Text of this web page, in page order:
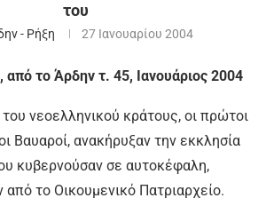
του
- Ρήξη 27 Ιανουαρίου 2004
από το Άρδην τ. 45, Ιανουάριος 2004
νεοελληνικού κράτους, οι πρώτοι
Βαυαροί, ανακήρυξαν την εκκλησία
κυβερνούσαν σε αυτοκέφαλη,
το Οικουμενικό Πατριαρχείο.